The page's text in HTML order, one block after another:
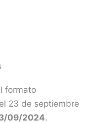
formato
23 de septiembre
09/2024.